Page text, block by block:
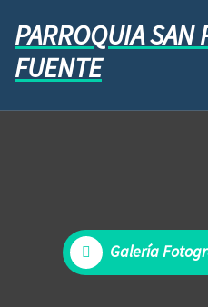
PARROQUIA SAN
FUENTE
Galería